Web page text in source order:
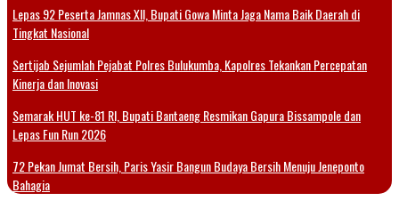
Lepas 92 Peserta Jamnas XII, Bupati Gowa Minta Jaga Nama Baik Daerah di
Tingkat Nasional
Sertijab Sejumlah Pejabat Polres Bulukumba, Kapolres Tekankan Percepatan
Kinerja dan Inovasi
Semarak HUT ke-81 RI, Bupati Bantaeng Resmikan Gapura Bissampole dan
Lepas Fun Run 2026
72 Pekan Jumat Bersih, Paris Yasir Bangun Budaya Bersih Menuju Jeneponto
Bahagia